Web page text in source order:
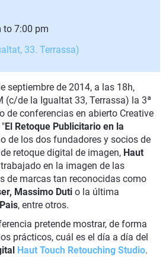
to 7:00 pm
33. Terrassa)
septiembre de 2014, a las 18h,
(c/de la Igualtat 33, Terrassa) la 3ª
de conferencias en abierto Creative
El Retoque Publicitario en la
de los dos fundadores y socios de
retoque digital de imagen, Haut
en la imagen de las
de marcas tan reconocidas como
Massimo Duti o la última
, entre otros.
pretende mostrar, de forma
prácticos, cuál es el día a día del
Haut Touch Retouching Studio.